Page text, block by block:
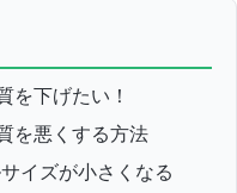
を下げたい！
を悪くする方法
イズが小さくなる